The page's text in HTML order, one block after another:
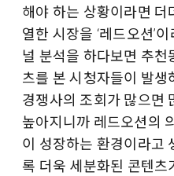
해야 하는 상황이라면 더
열한 시장을 ‘레드오션’
널 분석을 하다보면 추천
츠를 본 시청자들이 발생
경쟁사의 조회가 많으면
높아지니까 레드오션의
이 성장하는 환경이라고
록 더욱 세분화된 콘텐츠